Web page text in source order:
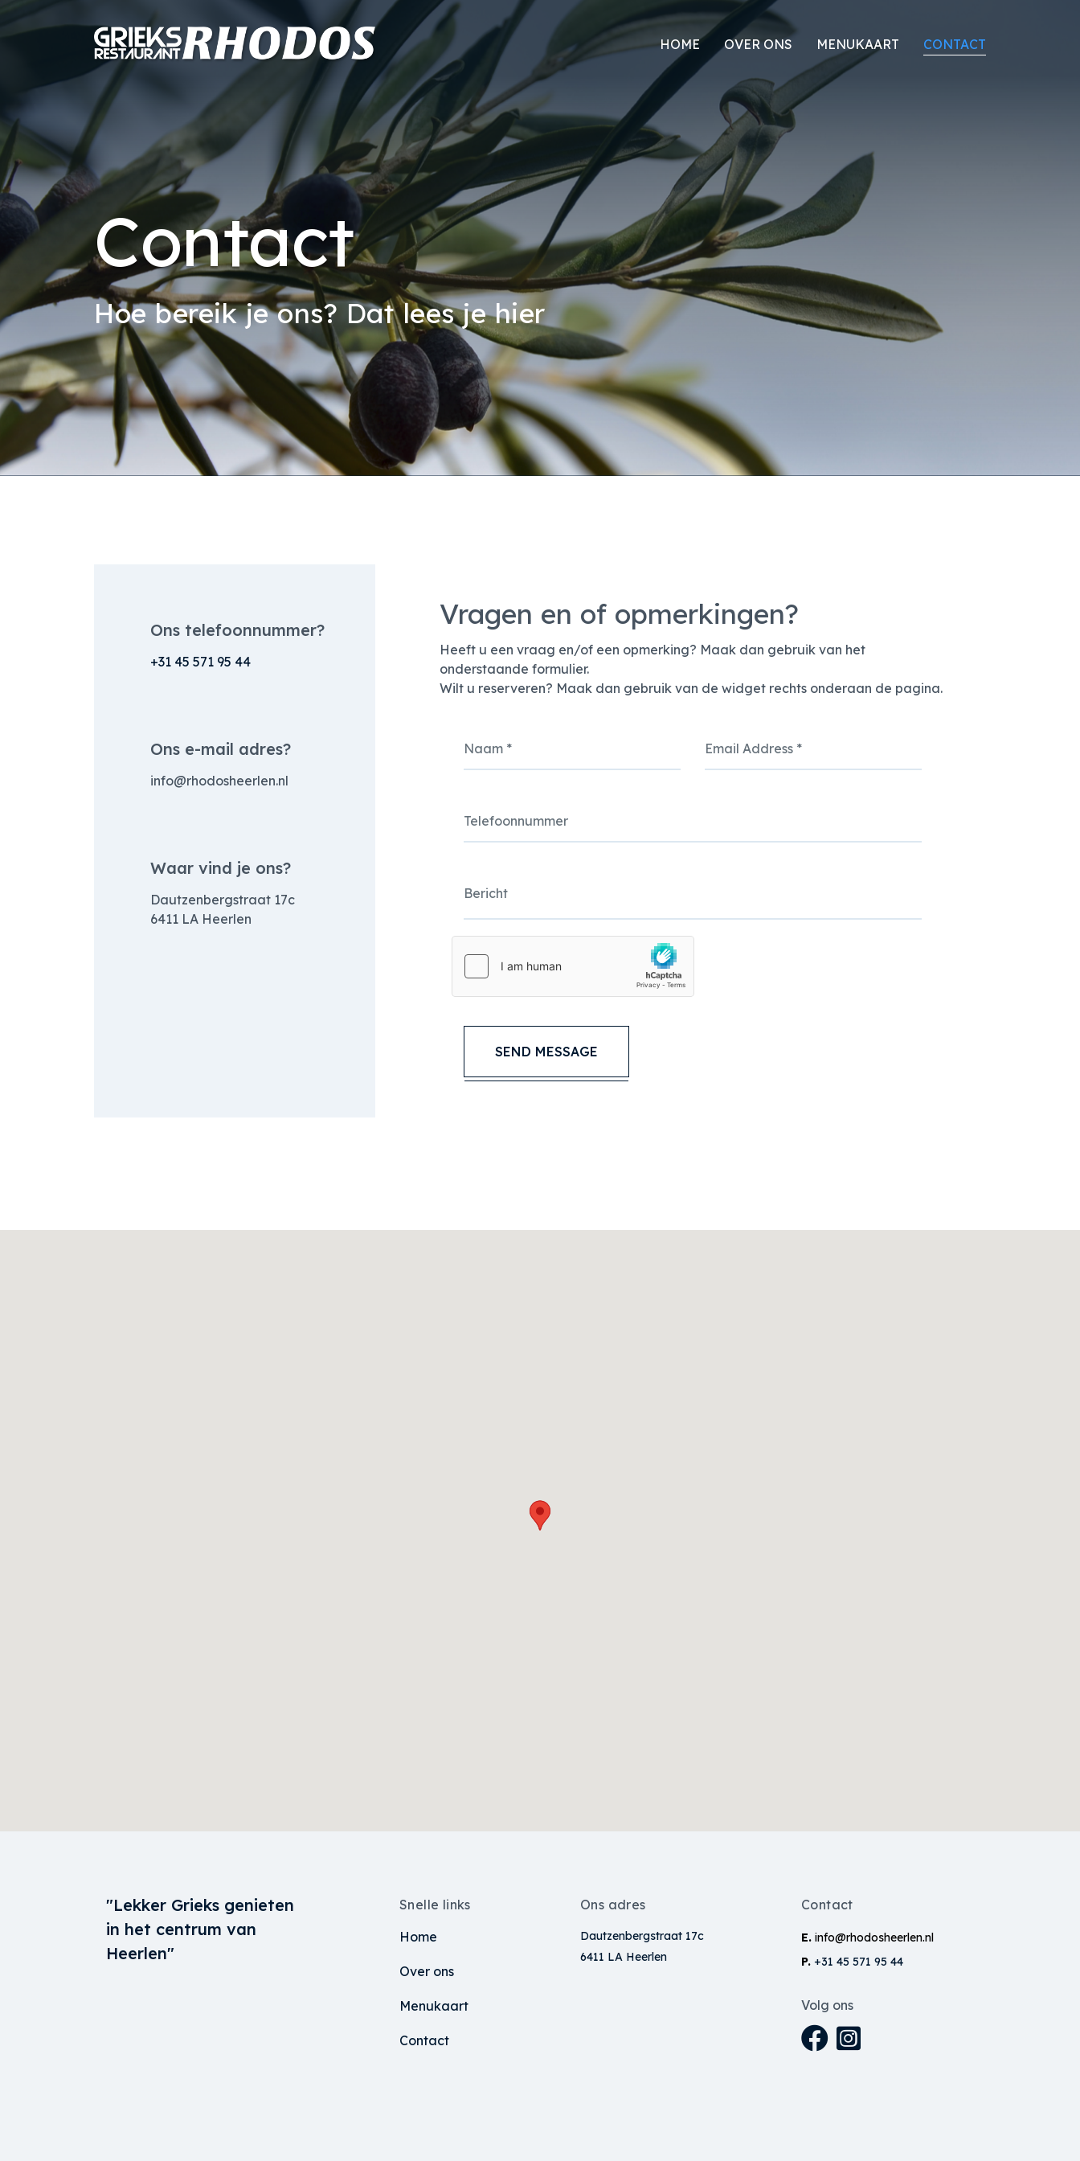
HOME OVER ONS MENUKAART CONTACT
Contact
Hoe bereik je ons? Dat lees je hier
Ons telefoonnummer?
+31 45 571 95 44
Ons e-mail adres?
info@rhodosheerlen.nl
Waar vind je ons?
Dautzenbergstraat 17c
6411 LA Heerlen
Vragen en of opmerkingen?
Heeft u een vraag en/of een opmerking? Maak dan gebruik van het
onderstaande formulier.
Wilt u reserveren? Maak dan gebruik van de widget rechts onderaan de pagina.
Naam * Email Address *
Telefoonnummer
Bericht
SEND MESSAGE
"Lekker Grieks genieten
in het centrum van
Heerlen"
Snelle links
Home
Over ons
Menukaart
Contact
Ons adres
Dautzenbergstraat 17c
6411 LA Heerlen
Contact
E. info@rhodosheerlen.nl
P. +31 45 571 95 44
Volg ons
FBIG